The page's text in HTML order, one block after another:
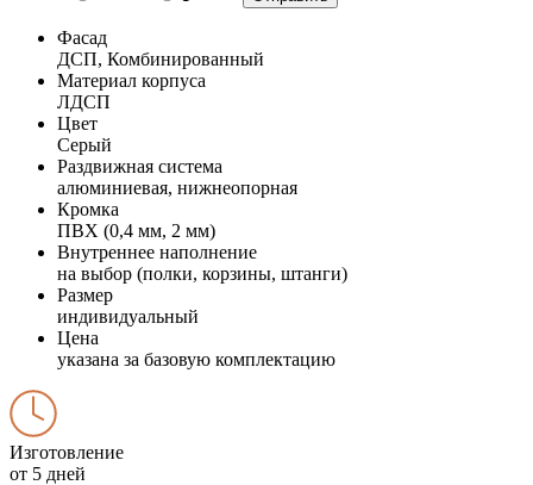
Фасад
ДСП, Комбинированный
Материал корпуса
ЛДСП
Цвет
Серый
Раздвижная система
алюминиевая, нижнеопорная
Кромка
ПВХ (0,4 мм, 2 мм)
Внутреннее наполнение
на выбор (полки, корзины, штанги)
Размер
индивидуальный
Цена
указана за базовую комплектацию
Изготовление
от 5 дней